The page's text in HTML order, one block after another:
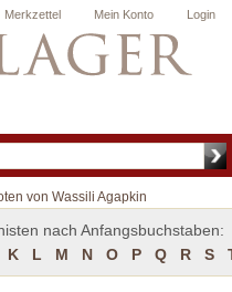
Login
Mein Konto
Merkzettel
von Wassili Agapkin
nach Anfangsbuchstaben:
K L M N O P Q R S